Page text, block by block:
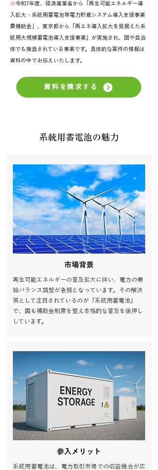
※令和7年度、経済産業省から「再生可能エネルギー導
入拡大・系統用蓄電池等電力貯蔵システム導入支援事業
費補助金」、東京都から「再エネ導入拡大を見据えた系
統用大規模蓄電池導入支援事業」が実施され、国や自治
体でも推奨されている事業です。具体的な案件の情報は
資料の中でお伝えいたします。
資料を請求する
系統用蓄電池の魅力
市場背景
再生可能エネルギーの普及拡大に伴い、電力の需
給バランス調整が急務となっています。その解決
策として注目されているのが「系統用蓄電池」
で、国も補助金制度を整え本格的な普及を後押し
しています。
​参入メリット
系統用蓄電池は、電力取引市場での収益機会が広